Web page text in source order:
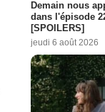
Demain nous
dans l'épisode
[SPOILERS]
jeudi 6 août 2026